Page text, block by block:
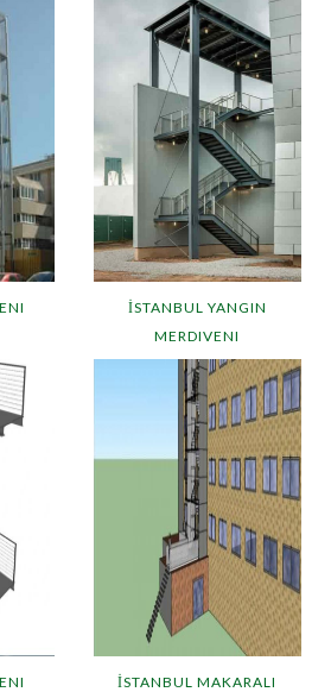
İSTANBUL YANGIN
MERDIVENI
İSTANBUL MAKARALI